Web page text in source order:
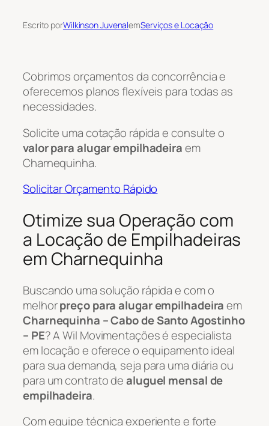
Escrito porWilkinson JuvenalemServiços e Locação
Cobrimos orçamentos da concorrência e
oferecemos planos flexíveis para todas as
necessidades.
Solicite uma cotação rápida e consulte o
valor para alugar empilhadeiraem
Charnequinha.
Solicitar Orçamento Rápido
Otimize sua Operação com
a Locação de Empilhadeiras
em Charnequinha
Buscando uma solução rápida e com o
melhorpreço para alugar empilhadeiraem
Charnequinha – Cabo de Santo Agostinho
– PE? A Wil Movimentações é especialista
em locação e oferece o equipamento ideal
para sua demanda, seja para uma diária ou
para um contrato dealuguel mensal de
empilhadeira.
Com equipe técnica experiente e forte